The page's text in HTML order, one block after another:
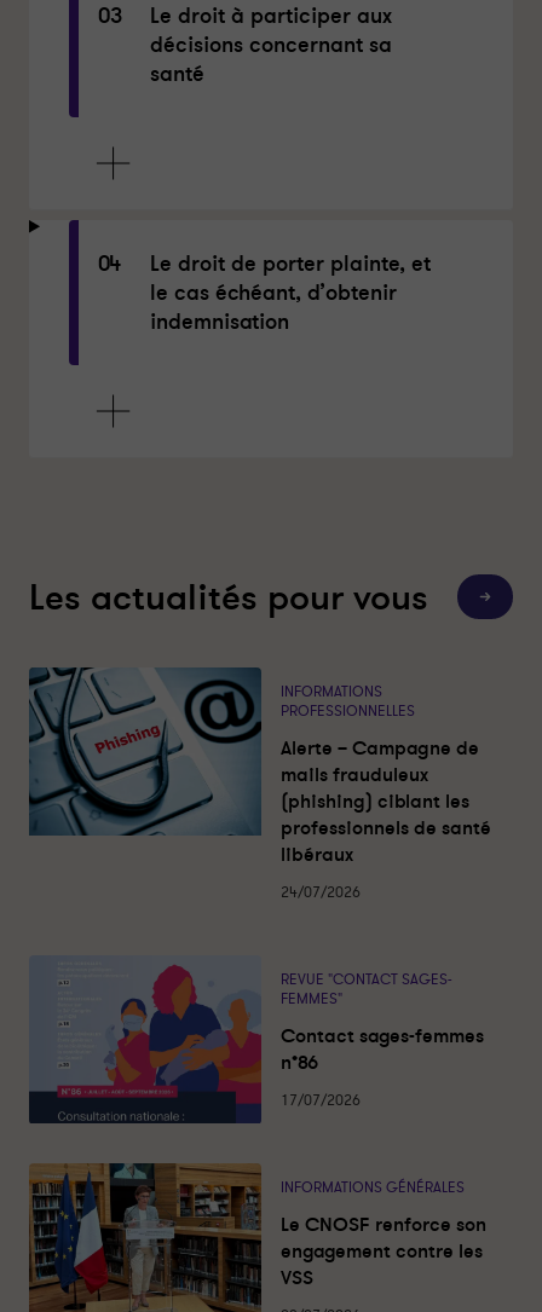
03
Le droit à participer aux
décisions concernant sa
santé
04
Le droit de porter plainte, et
le cas échéant, d’obtenir
indemnisation
Les actualités pour vous T
o
a
l
INFORMATIONS
PROFESSIONNELLES
Alerte – Campagne de
mails frauduleux
(phishing) ciblant les
professionnels de santé
libéraux
24/07/2026
REVUE "CONTACT SAGES-
FEMMES"
Contact sages-femmes
n°86
17/07/2026
INFORMATIONS GÉNÉRALES
Le CNOSF renforce son
engagement contre les
VSS